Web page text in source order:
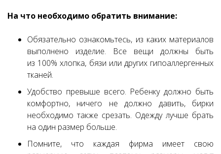
На что необходимо обратить внимание:
Обязательно ознакомьтесь, из каких материалов
выполнено изделие. Все вещи должны быть
из 100% хлопка, бязи или других гипоаллергенных
тканей.
Удобство превыше всего. Ребенку должно быть
комфортно, ничего не должно давить, бирки
необходимо также срезать. Одежду лучше брать
на один размер больше.
Помните, что каждая фирма имеет свою